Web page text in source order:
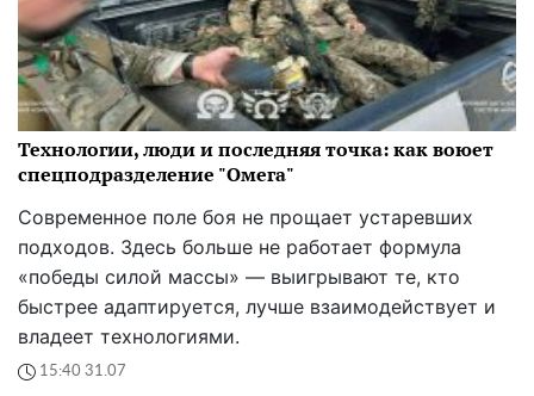
Технологии, люди и последняя точка: как воюет
спецподразделение "Омега"
Современное поле боя не прощает устаревших
подходов. Здесь больше не работает формула
«победы силой массы» — выигрывают те, кто
быстрее адаптируется, лучше взаимодействует и
владеет технологиями.
15:40 31.07